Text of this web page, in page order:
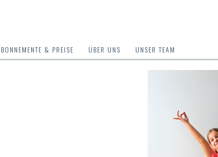
& PREISE ÜBER UNS UNSER TEAM